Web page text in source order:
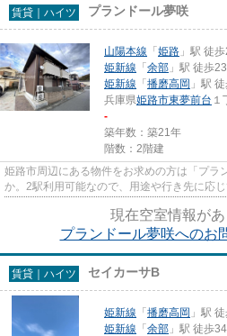
賃貸｜ハイツ プランドール夢咲
山陽本線 「姫路 」駅 徒
姫新線 「余部 」駅 徒歩
姫新線 「播磨高岡 」駅
兵庫県姫路市東夢前台 １
-
築年数：築21年
階数：2階建
姫路市周辺にある物件をお求めの方は「プラ
か。2駅利用可能なので、用途や行き先に応
条件、通風良好のシンプルな作り...
現在空室情報があ
プランドール夢咲へのお
賃貸｜ハイツ セイカーサB
姫新線 「播磨高岡 」駅
姫新線 「余部 」駅 徒歩